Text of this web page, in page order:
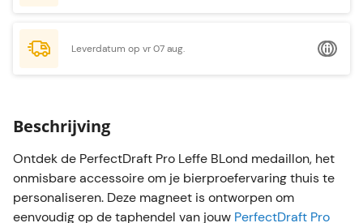
Leverdatum op vr 07 aug.
Beschrijving
Ontdek de PerfectDraft Pro Leffe BLond medaillon, het
onmisbare accessoire om je bierproefervaring thuis te
personaliseren. Deze magneet is ontworpen om
eenvoudig op de taphendel van jouw PerfectDraft Pro